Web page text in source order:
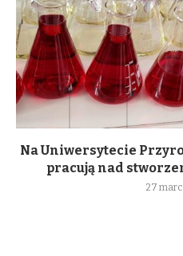
Na Uniwersytecie
pracują nad
27